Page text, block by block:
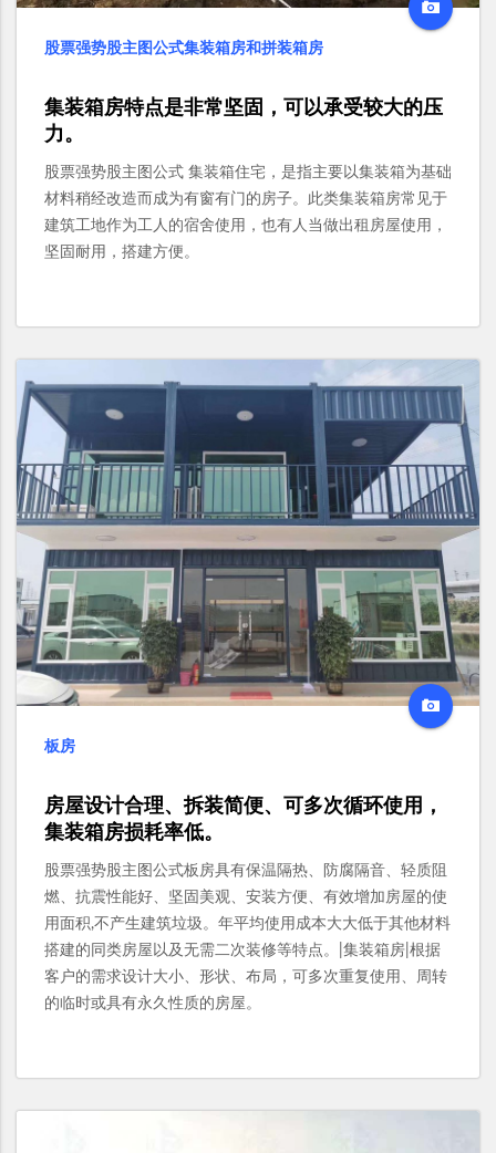
股票强势股主图公式集装箱房和拼装箱房
集装箱房特点是非常坚固，可以承受较大的压
力。
股票强势股主图公式 集装箱住宅，是指主要以集装箱为基础
材料稍经改造而成为有窗有门的房子。此类集装箱房常见于
建筑工地作为工人的宿舍使用，也有人当做出租房屋使用，
坚固耐用，搭建方便。
板房
房屋设计合理、拆装简便、可多次循环使用，
集装箱房损耗率低。
股票强势股主图公式板房具有保温隔热、防腐隔音、轻质阻
燃、抗震性能好、坚固美观、安装方便、有效增加房屋的使
用面积,不产生建筑垃圾。年平均使用成本大大低于其他材料
搭建的同类房屋以及无需二次装修等特点。|集装箱房|根据
客户的需求设计大小、形状、布局，可多次重复使用、周转
的临时或具有永久性质的房屋。